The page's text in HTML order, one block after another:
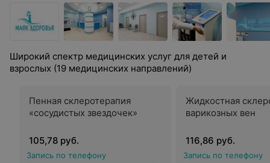
Широкий спектр медицинских услуг для детей и
взрослых (19 медицинских направлений)
Пенная склеротерапия
«сосудистых звездочек»
105,78 руб.
Запись по телефону
Жидкостная
варикозных вен
116,86 руб.
Запись по телефону